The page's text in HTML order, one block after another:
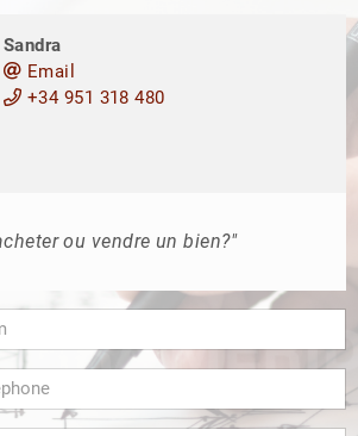
Sandra
Email
+34 951 318 480
ou vendre un bien?"